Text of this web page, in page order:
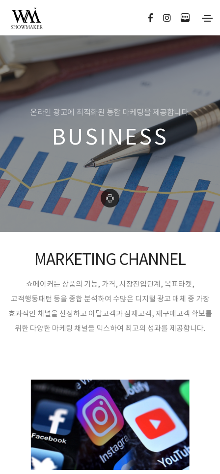
온라인 광고에 최적화된 통합 마케팅을 제공합니다.
BUSINESS
MARKETING CHANNEL
쇼메이커는 상품의 기능, 가격, 시장진입단계, 목표타켓,
고객행동패턴 등을 종합 분석하여 수많은 디지털 광고 매체 중 가장
효과적인 채널을 선정하고 이탈고객과 잠재고객, 재구매고객 확보를
위한 다양한 마케팅 채널을 믹스하여 최고의 성과를 제공합니다.